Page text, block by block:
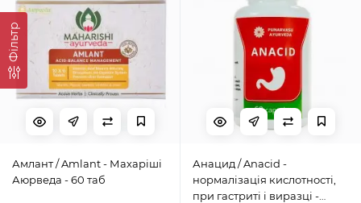
Фільтр
Амлант / Amlant - Махаріші
Аюрведа - 60 таб
Анацид / Anacid -
нормалізація кислотності,
при гастриті і виразці -